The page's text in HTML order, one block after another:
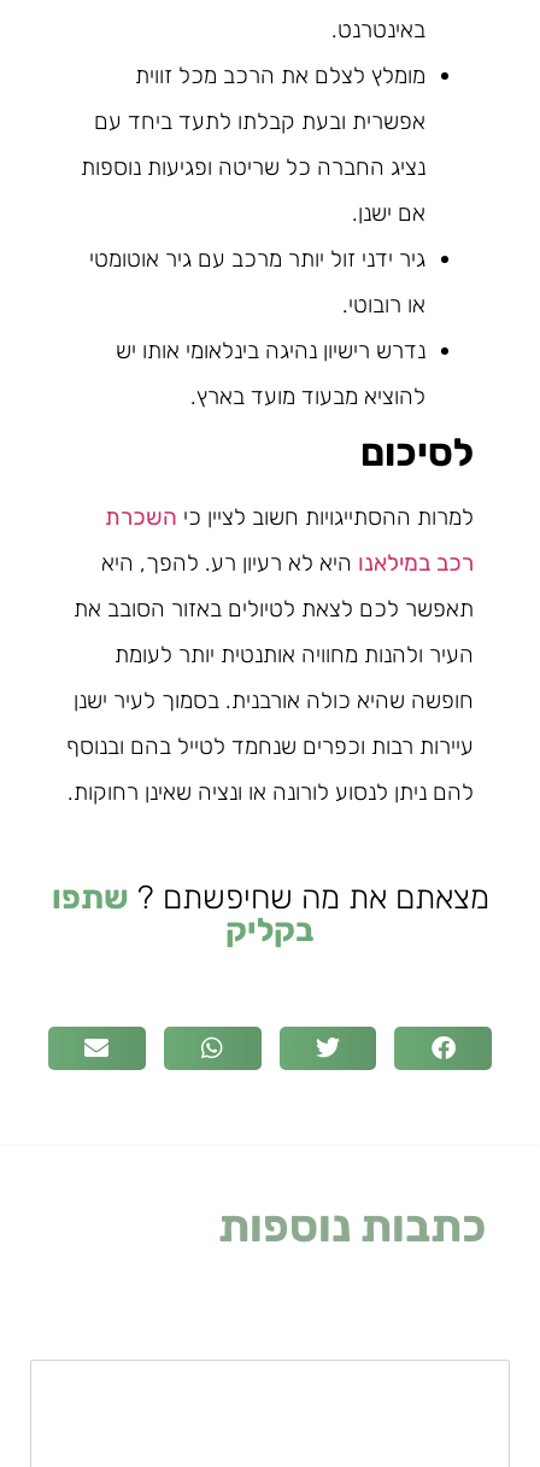
באינטרנט.
מומלץ לצלם את הרכב מכל זווית
אפשרית ובעת קבלתו לתעד ביחד עם
נציג החברה כל שריטה ופגיעות נוספות
אם ישנן.
גיר ידני זול יותר מרכב עם גיר אוטומטי
או רובוטי.
נדרש רישיון נהיגה בינלאומי אותו יש
להוציא מבעוד מועד בארץ.
לסיכום
למרות ההסתייגויות חשוב לציין כי השכרת
רכב במילאנו היא לא רעיון רע. להפך, היא
תאפשר לכם לצאת לטיולים באזור הסובב את
העיר ולהנות מחוויה אותנטית יותר לעומת
חופשה שהיא כולה אורבנית. בסמוך לעיר ישנן
עיירות רבות וכפרים שנחמד לטייל בהם ובנוסף
להם ניתן לנסוע לורונה או ונציה שאינן רחוקות.
מצאתם את מה שחיפשתם ? שתפו
בקליק
כתבות נוספות